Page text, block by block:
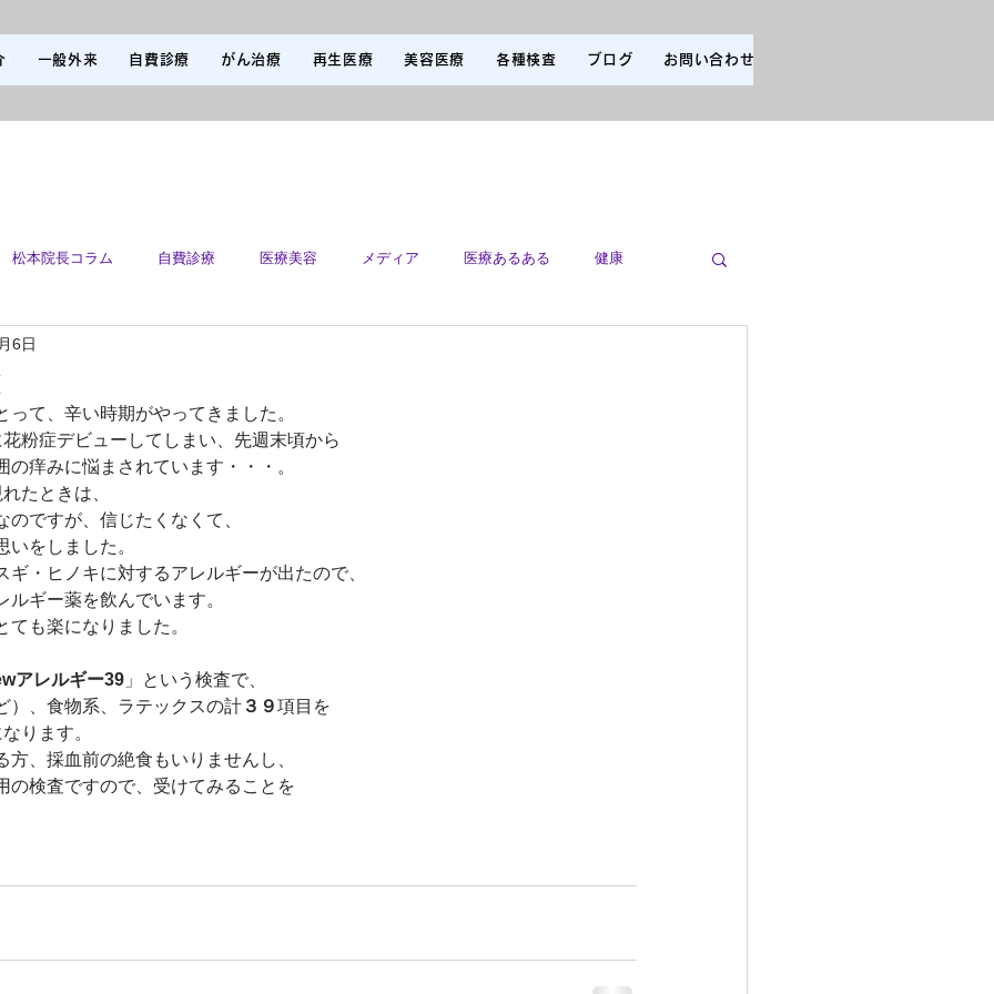
一般外来 自費診療 がん治療 再生医療 美容医療 各種検査 ブログ お問い合わせ
松本院長コラム 自費診療 医療美容 メディア 医療あるある 健康
6日
て、辛い時期がやってきました。
粉症デビューしてしまい、先週末頃から
痒みに悩まされています・・・。
たときは、
ですが、信じたくなくて、
をしました。
ギ・ヒノキに対するアレルギーが出たので、
ギー薬を飲んでいます。
も楽になりました。
アレルギー39 」という検査で、
）、食物系、ラテックスの計 ３９項目を
ります。
、採血前の絶食もいりませんし、
の検査ですので、受けてみることを